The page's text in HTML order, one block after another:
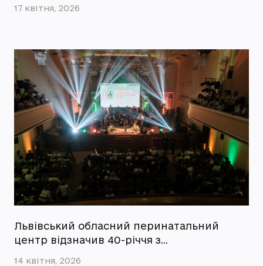
17 квітня, 2026
Львівський обласний перинатальний
центр відзначив 40-річчя з…
14 квітня, 2026